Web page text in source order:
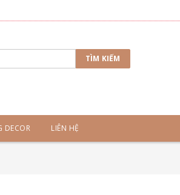
TÌM KIẾM
DECOR LIÊN HỆ